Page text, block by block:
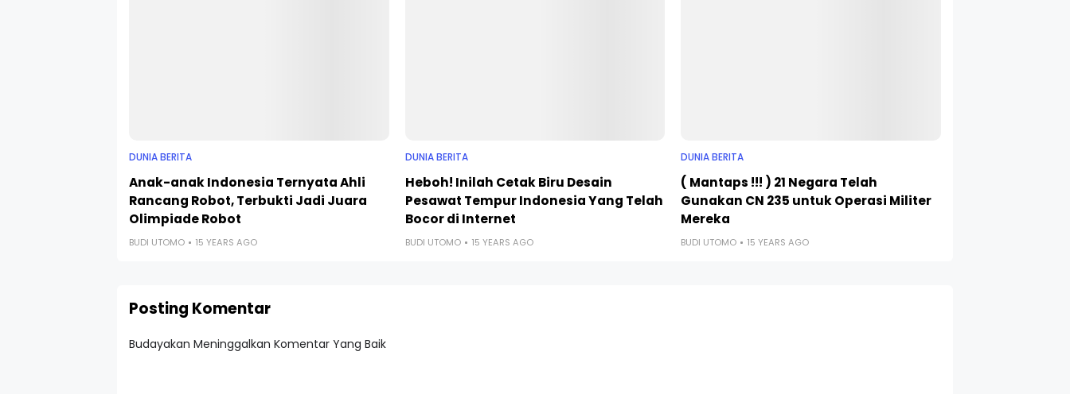
DUNIA BERITA
Anak-anak Indonesia Ternyata Ahli
Rancang Robot, Terbukti Jadi Juara
Olimpiade Robot
BUDI UTOMO 15 YEARS AGO
DUNIA BERITA
Heboh! Inilah Cetak Biru Desain
Pesawat Tempur Indonesia Yang Telah
Bocor di Internet
BUDI UTOMO 15 YEARS AGO
DUNIA BERITA
( Mantaps !!! ) 21 Negara Telah
Gunakan CN 235 untuk Operasi Militer
Mereka
BUDI UTOMO 15 YEARS AGO
Posting Komentar
Budayakan Meninggalkan Komentar Yang Baik